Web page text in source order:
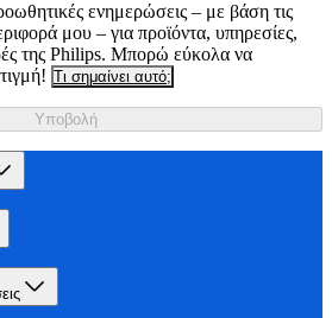
ενημερώσεις – με βάση τις
μου – για προϊόντα, υπηρεσίες,
της Philips. Μπορώ εύκολα να
Τι σημαίνει αυτό;
Υποβολή